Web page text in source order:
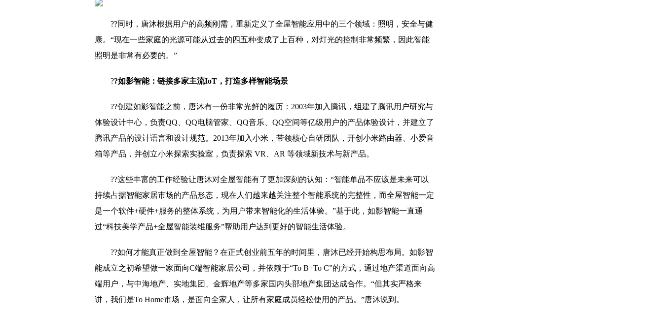
??同时，唐沐根据用户的高频刚需，重新定义了全屋智能应用中的三个领域：照明，安全与健
康。“现在一些家庭的光源可能从过去的四五种变成了上百种，对灯光的控制非常频繁，因此智能
照明是非常有必要的。”
??如影智能：链接多家主流IoT，打造多样智能场景
??创建如影智能之前，唐沐有一份非常光鲜的履历：2003年加入腾讯，组建了腾讯用户研究与
体验设计中心，负责QQ、QQ电脑管家、QQ音乐、QQ空间等亿级用户的产品体验设计，并建立了
腾讯产品的设计语言和设计规范。2013年加入小米，带领核心自研团队，开创小米路由器、小爱音
箱等产品，并创立小米探索实验室，负责探索 VR、AR 等领域新技术与新产品。
??这些丰富的工作经验让唐沐对全屋智能有了更加深刻的认知：“智能单品不应该是未来可以
持续占据智能家居市场的产品形态，现在人们越来越关注整个智能系统的完整性，而全屋智能一定
是一个软件+硬件+服务的整体系统，为用户带来智能化的生活体验。”基于此，如影智能一直通
过“科技美学产品+全屋智能装维服务”帮助用户达到更好的智能生活体验。
??如何才能真正做到全屋智能？在正式创业前五年的时间里，唐沐已经开始构思布局。如影智
能成立之初希望做一家面向C端智能家居公司，并依赖于“To B+To C”的方式，通过地产渠道面向高
端用户，与中海地产、实地集团、金辉地产等多家国内头部地产集团达成合作。“但其实严格来
讲，我们是To Home市场，是面向全家人，让所有家庭成员轻松使用的产品。”唐沐说到。